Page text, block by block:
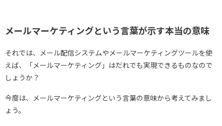
メールマーケティングという言葉が示す本当の意味
それでは、メール配信システムやメールマーケティングツールを使
えば、「メールマーケティング」はだれでも実現できるものなので
しょうか？
今度は、メールマーケティングという言葉の意味から考えてみまし
ょう。